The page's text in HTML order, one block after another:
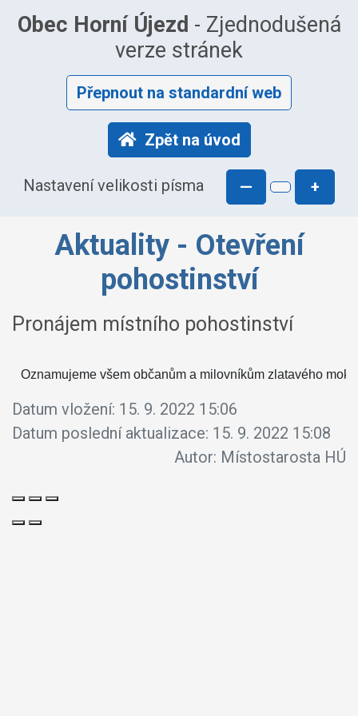
Obec Horní Újezd - Zjednodušená
verze stránek
Přepnout na standardní web
Zpět na úvod
Nastavení velikosti písma — +
Aktuality - Otevření
pohostinství
Pronájem místního pohostinství
Oznamujeme všem občanům a milovníkům zlatavého
Datum vložení: 15. 9. 2022 15:06
Datum poslední aktualizace: 15. 9. 2022 15:08
Autor: Místostarosta HÚ